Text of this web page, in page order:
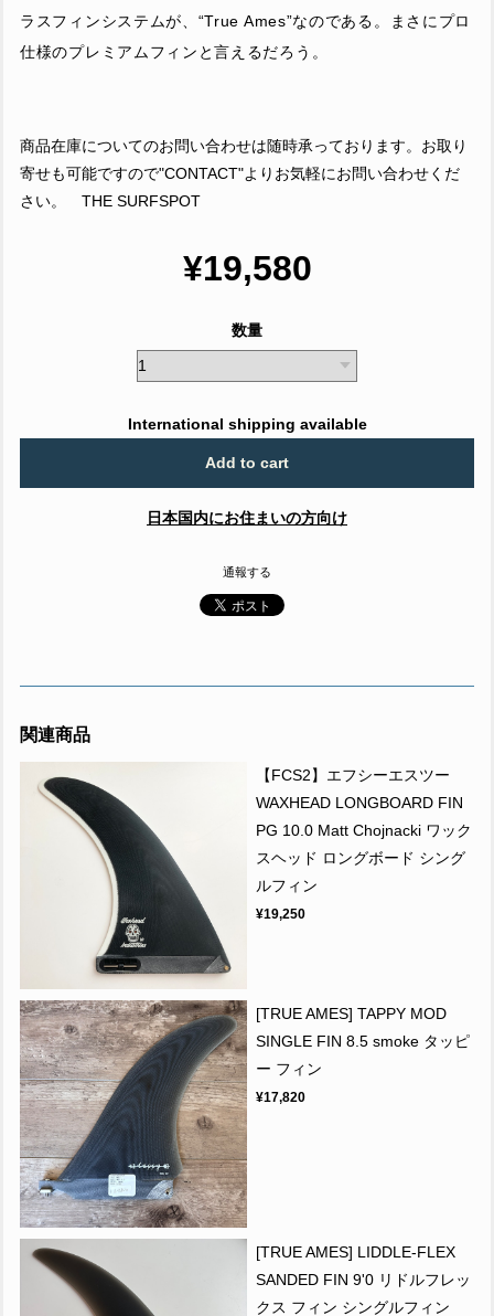
ラスフィンシステムが、“True Ames”なのである。まさにプロ
仕様のプレミアムフィンと言えるだろう。
商品在庫についてのお問い合わせは随時承っております。お取り
寄せも可能ですので"CONTACT"よりお気軽にお問い合わせくだ
さい。 THE SURFSPOT
¥19,580
数量
International shipping available
Add to cart
日本国内にお住まいの方向け
通報する
関連商品
【FCS2】エフシーエスツー
WAXHEAD LONGBOARD FIN
PG 10.0 Matt Chojnacki ワック
スヘッド ロングボード シング
ルフィン
¥19,250
[TRUE AMES] TAPPY MOD
SINGLE FIN 8.5 smoke タッピ
ー フィン
¥17,820
[TRUE AMES] LIDDLE-FLEX
SANDED FIN 9'0 リドルフレッ
クス フィン シングルフィン